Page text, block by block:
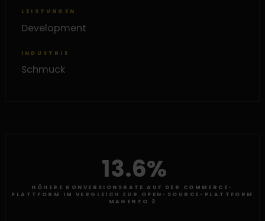
LEISTUNGEN
Development
INDUSTRIE
Schmuck
13.6%
HÖHERE KONVERSIONSRATE AUF DER COMMERCE-
PLATTFORM IM VERGLEICH ZUR OPEN-SOURCE-PLATTFORM
MAGENTO 2